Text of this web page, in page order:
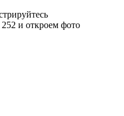
и откроем фото